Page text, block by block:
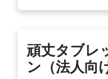
頑丈タブレ
ン（法人向